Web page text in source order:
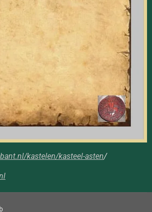
kastelen/kasteel-asten/